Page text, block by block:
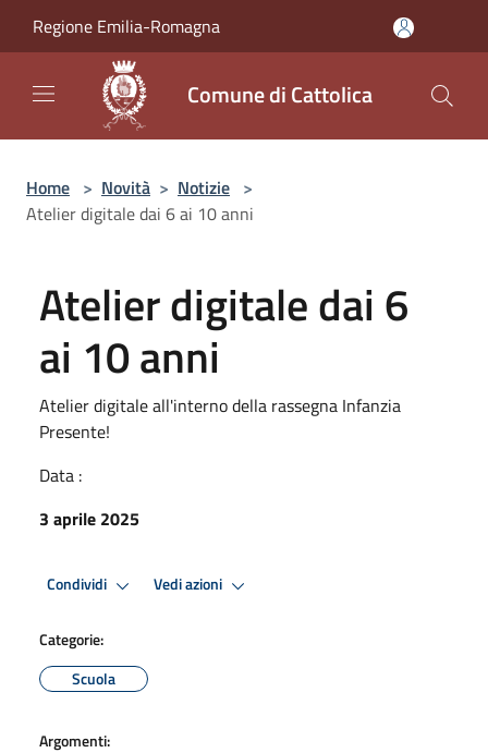
Regione Emilia-Romagna
Comune di Cattolica
Home > Novità > Notizie >
Atelier digitale dai 6 ai 10 anni
Atelier digitale dai 6
ai 10 anni
Atelier digitale all'interno della rassegna Infanzia
Presente!
Data :
3 aprile 2025
Condividi Vedi azioni
Categorie:
Scuola
Argomenti: